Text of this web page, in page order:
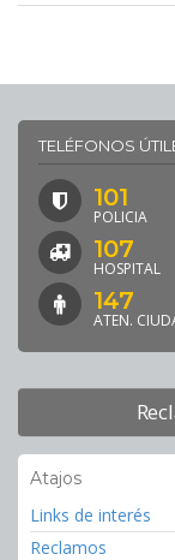
TELÉFONOS
101
POLICIA
107
HOSPITAL
147
ATEN.
Atajos
Links de interés
Reclamos